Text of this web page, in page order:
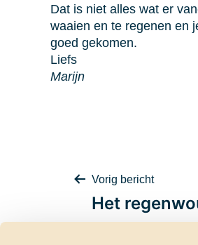
Dat is niet alles wat er
waaien en te regenen en
goed gekomen.
Liefs
Marijn
Vorig bericht
Het